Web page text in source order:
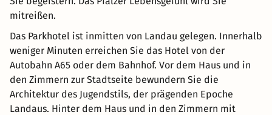
mitreißen.
Das Parkhotel ist inmitten von Landau gelegen. Innerhalb
weniger Minuten erreichen Sie das Hotel von der
Autobahn A65 oder dem Bahnhof. Vor dem Haus und in
den Zimmern zur Stadtseite bewundern Sie die
Architektur des Jugendstils, der prägenden Epoche
Landaus. Hinter dem Haus und in den Zimmern mit